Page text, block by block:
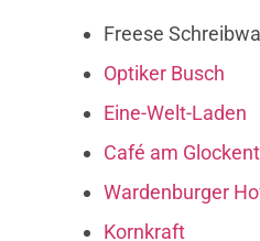
Freese
Optiker Busch
Eine-Welt-Laden
Café am
Wardenburger
Kornkraft